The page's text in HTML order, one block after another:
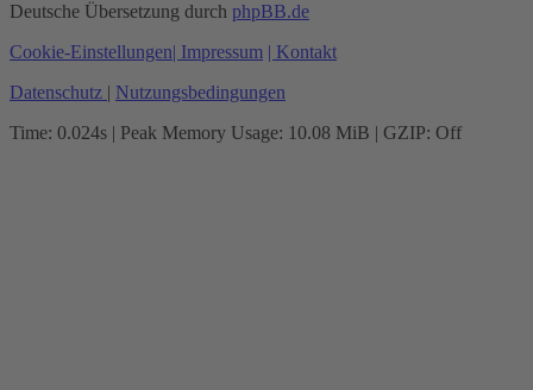
Deutsche Übersetzung durch phpBB.de
Cookie-Einstellungen| Impressum | Kontakt
Datenschutz | Nutzungsbedingungen
Time: 0.024s | Peak Memory Usage: 10.08 MiB | GZIP: Off